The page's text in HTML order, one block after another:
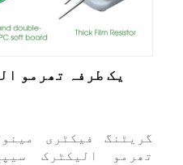
یک طرفہ تھرمو
فیکٹری
الیکٹرک سیپریشن